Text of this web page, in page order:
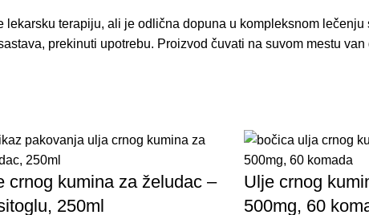
terapiju, ali je odlična dopuna u kompleksnom
prekinuti upotrebu. Proizvod čuvati na suvom mestu van
crnog kumina za želudac –
250ml
Ulje crnog
500mg, 60